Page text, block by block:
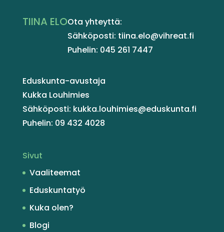
TIINA ELOOta yhteyttä:
Sähköposti: tiina.elo@vihreat.fi
Puhelin: 045 261 7447
Eduskunta-avustaja
Kukka Louhimies
Sähköposti: kukka.louhimies@eduskunta.fi
Puhelin: 09 432 4028
Sivut
Vaaliteemat
Eduskuntatyö
Kuka olen?
Blogi